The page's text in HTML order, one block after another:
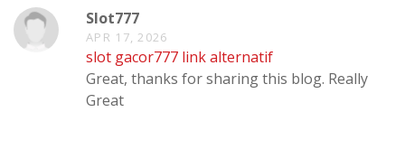
Slot777
APR 17, 2026
slot gacor777 link alternatif
Great, thanks for sharing this blog. Really
Great